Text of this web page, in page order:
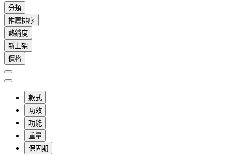
分類
推薦排序
熱銷度
新上架
價格
款式
功效
功能
重量
保固期